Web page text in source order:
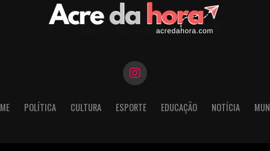
POLÍTICA CULTURA ESPORTE EDUCAÇÃO NOTÍCIA